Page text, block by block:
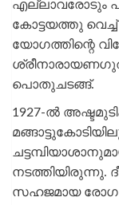
എല്ലാവരോടും
കോട്ടയത്തു
യോഗത്തിന്റെ
പൊതുചടങ്ങ്.
1927-ൽ
നടത്തിയിരുന്നു.
സഹജമായ രോഗ